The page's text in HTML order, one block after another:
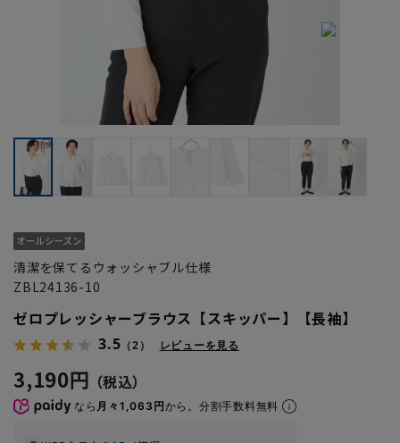
清潔を保てるウォッシャブル仕様
ZBL24136-10
ゼロプレッシャーブラウス【スキッパー】【長袖】
3.5 （2） レビューを見る
3,190円
なら 月々1,063円から。分割手数料無料